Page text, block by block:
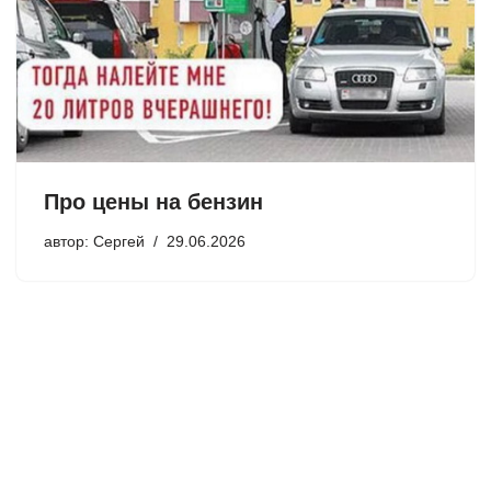
Про цены на бензин
автор: Сергей 29.06.2026